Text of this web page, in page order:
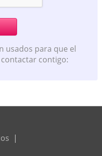
usados para que el
contigo:
|